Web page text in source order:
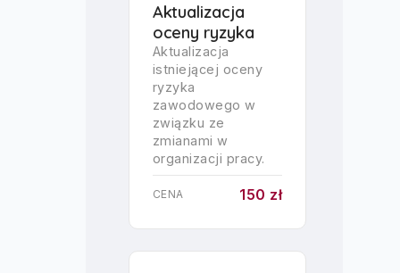
Aktualizacja
oceny ryzyka
Aktualizacja
istniejącej oceny
ryzyka
zawodowego w
związku ze
zmianami w
organizacji pracy.
CENA 150 zł